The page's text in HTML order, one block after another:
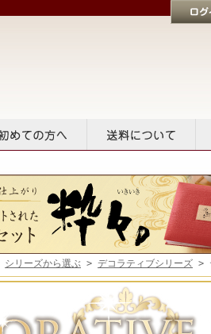
シリーズから選ぶ > デコラティブシリーズ >